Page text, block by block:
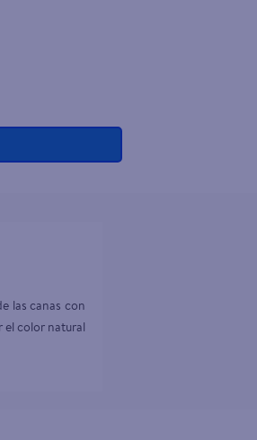
las canas con
el color natural